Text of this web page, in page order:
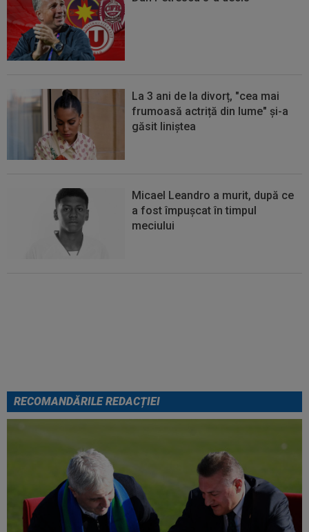
La 3 ani de la divorț, "cea mai
frumoasă actriță din lume" și-a
găsit liniștea
Micael Leandro a murit, după ce
a fost împușcat în timpul
meciului
RECOMANDĂRILE REDACȚIEI